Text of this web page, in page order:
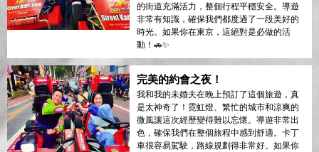
的街道充滿活力，整個行程平穩安全。導遊
非常有知識，確保我們都度過了一段美好的
時光。如果你在東京，這絕對是必做的活
動！🚗✨
完美的約會之夜！
我和我的未婚夫在晚上預訂了這個旅遊，真
是太神奇了！霓虹燈、繁忙的城市和涼爽的
微風讓這次經歷變得難以忘懷。導遊非常出
色，確保我們在整個旅程中感到舒適。卡丁
車很容易駕駛，路線規劃得非常好。如果你